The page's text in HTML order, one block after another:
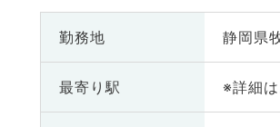
勤務地 静岡県
最寄り駅 ※詳細